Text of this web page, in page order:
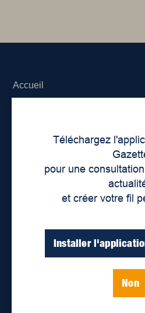
Téléchargez
pour une
et créer votre fil
Installer
Non
Accueil
Déontologie et confidentialité
Devenir partenaire
Lieux de distribution